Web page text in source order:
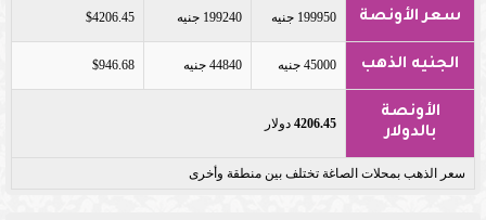
سعر الأونصة 199950 جنيه 199240 جنيه $4206.45
الجنيه الذهب 45000 جنيه 44840 جنيه $946.68
الأونصة
بالدولار
4206.45 دولار
سعر الذهب بمحلات الصاغة تختلف بين منطقة وأخرى